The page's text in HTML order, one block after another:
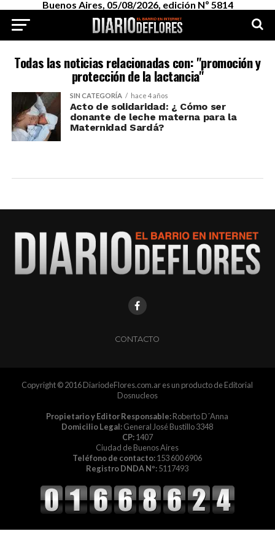
Buenos Aires, 05/08/2026, edición Nº 5814
Todas las noticias relacionadas con: "promoción y
protección de la lactancia"
SIN CATEGORÍA hace 4 años
Acto de solidaridad: ¿ Cómo ser
donante de leche materna para la
Maternidad Sardá?
CONTACTO
Copyright © 2016 DiariodeFlores.com.ar es un producto de Editorial
Dosnucleos
Propietario y Editor Responsable:Roberto D´Anna
Domicilio Legal:General José Bustillo 3348
CP:1407
Ciudad de Buenos Aires
Teléfono de contacto:153 600 6906
Registro DNDA Nº:5117493